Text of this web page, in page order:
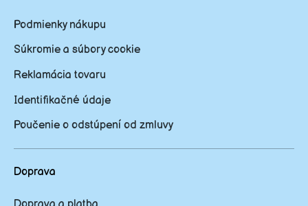
Podmienky nákupu
Súkromie a súbory cookie
Reklamácia tovaru
Identifikačné údaje
Poučenie o odstúpení od zmluvy
Doprava